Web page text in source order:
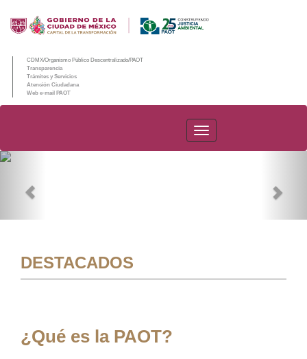
CDMX/Organismo Público Descentralizado/PAOT
Transparencia
Trámites y Servicios
Atención Ciudadana
Web e-mail PAOT
PAOT
DESTACADOS
¿Qué es la PAOT?